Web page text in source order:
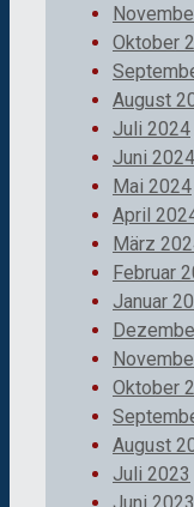
Oktober
August
Juli 2024
Juni 2024
Mai 2024
April
März
Februar
Januar
Oktober
August
Juli 2023
Juni 2023